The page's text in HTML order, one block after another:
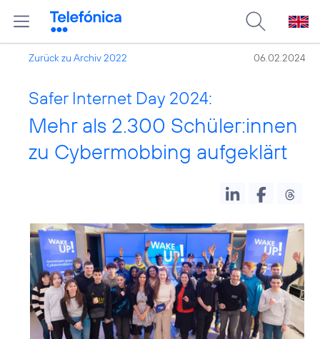
Zurück zu Archiv 2022 06.02.2024
Safer Internet Day 2024:
Mehr als 2.300 Schüler:innen
zu Cybermobbing aufgeklärt